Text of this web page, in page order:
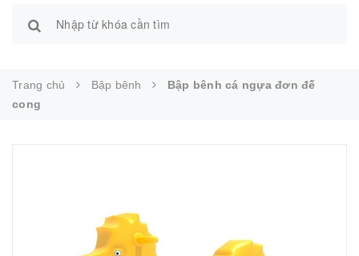
Trang chủ Bập bênh
Bập bênh cá ngựa đơn đế
cong